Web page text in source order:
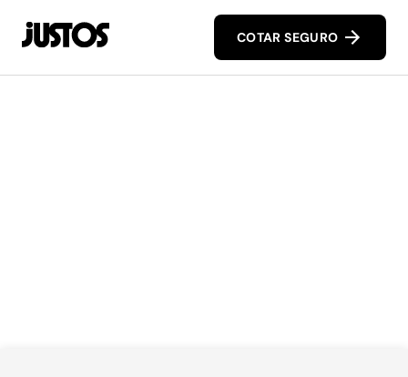
COTAR SEGURO